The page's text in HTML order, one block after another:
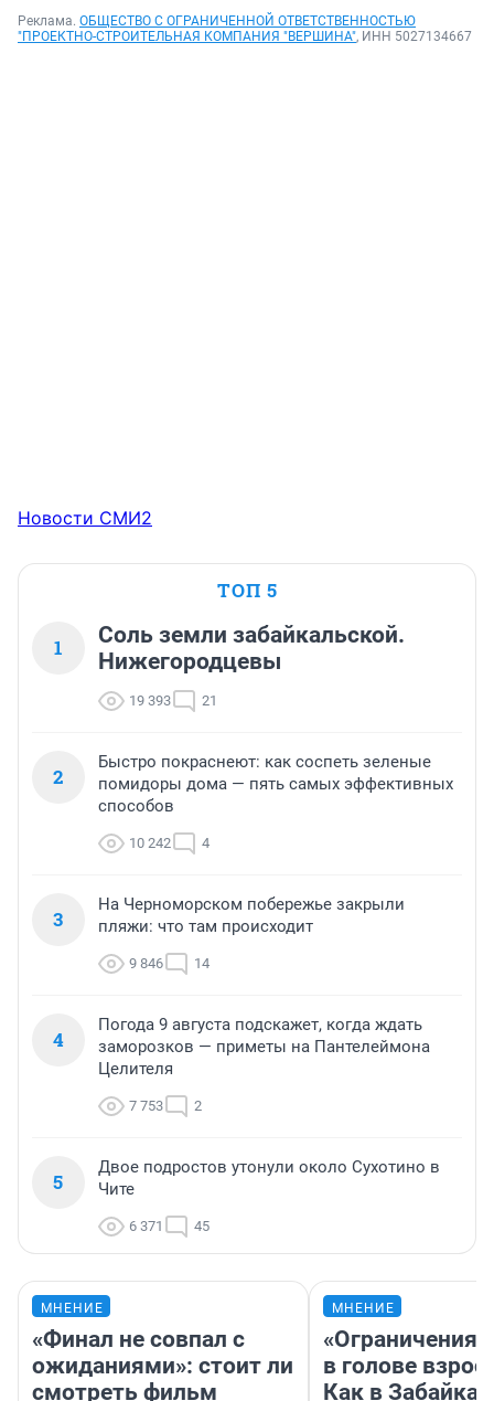
Реклама. ОБЩЕСТВО С ОГРАНИЧЕННОЙ ОТВЕТСТВЕННОСТЬЮ
"ПРОЕКТНО-СТРОИТЕЛЬНАЯ КОМПАНИЯ "ВЕРШИНА", ИНН 5027134667
Новости СМИ2
ТОП 5
1
Соль земли забайкальской.
Нижегородцевы
19 393 21
2
Быстро покраснеют: как соспеть зеленые
помидоры дома — пять самых эффективных
способов
10 242 4
3
На Черноморском побережье закрыли
пляжи: что там происходит
9 846 14
4
Погода 9 августа подскажет, когда ждать
заморозков — приметы на Пантелеймона
Целителя
7 753 2
5
Двое подростов утонули около Сухотино в
Чите
6 371 45
МНЕНИЕ
«Финал не совпал с
ожиданиями»: стоит ли
смотреть фильм
МНЕНИЕ
«Ограничения
в голове
Как в